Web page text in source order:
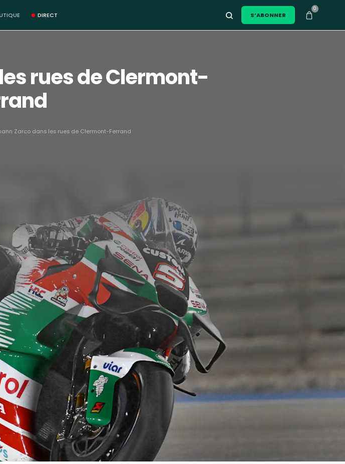
DIRECT S’ABONNER
0
rues de Clermont-
Zarco dans les rues de Clermont-Ferrand